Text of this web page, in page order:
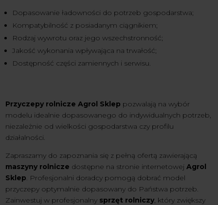
Dopasowanie ładowności do potrzeb gospodarstwa;
Kompatybilność z posiadanym ciągnikiem;
Rodzaj wywrotu oraz jego wszechstronność;
Jakość wykonania wpływająca na trwałość;
Dostępność części zamiennych i serwisu.
Przyczepy rolnicze Agrol Sklep pozwalają na wybór
modelu idealnie dopasowanego do indywidualnych potrzeb,
niezależnie od wielkości gospodarstwa czy profilu
działalności.
Zapraszamy do zapoznania się z pełną ofertą zawierającą
maszyny rolnicze dostępne na stronie internetowejAgrol
Sklep . Profesjonalni doradcy pomogą dobrać model
przyczepy optymalnie dopasowany do Państwa potrzeb.
Zainwestuj w profesjonalny sprzęt rolniczy , który zwiększy